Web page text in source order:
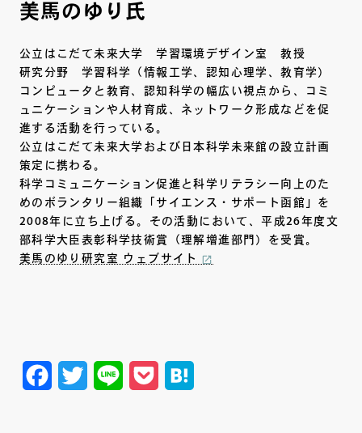
美馬のゆり氏
公立はこだて未来大学 学習環境デザイン室 教授
研究分野 学習科学（情報工学、認知心理学、教育学）
コンピュータと教育、認知科学の幅広い視点から、コミ
ュニケーションや人材育成、ネットワーク形成などを促
進する活動を行っている。
公立はこだて未来大学および日本科学未来館の設立計画
策定に携わる。
科学コミュニケーション促進と科学リテラシー向上のた
めのボランタリー組織「サイエンス・サポート函館」を
2008年に立ち上げる。その活動において、平成26年度文
部科学大臣表彰科学技術賞（理解増進部門）を受賞。
美馬のゆり研究室 ウェブサイト
Facebook
TwitterLine Pocket